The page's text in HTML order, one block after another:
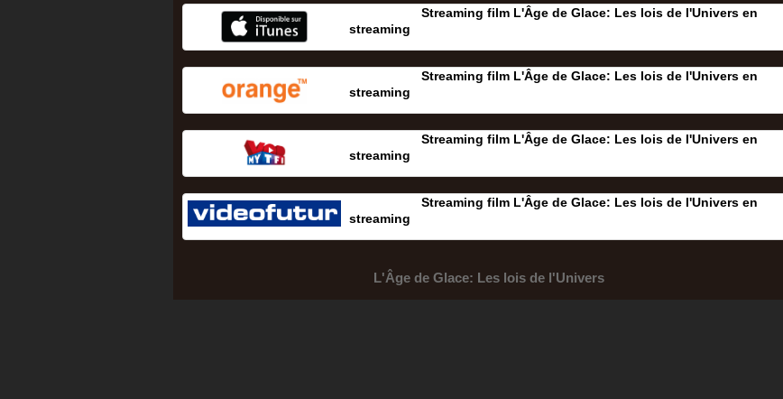
Streaming film L'Âge de Glace: Les lois de l'Univers en
streaming
Streaming film L'Âge de Glace: Les lois de l'Univers en
streaming
Streaming film L'Âge de Glace: Les lois de l'Univers en
streaming
Streaming film L'Âge de Glace: Les lois de l'Univers en
streaming
L'Âge de Glace: Les lois de l'Univers